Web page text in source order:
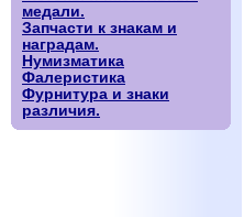
медали.
Запчасти к знакам и
наградам.
Нумизматика
Фалеристика
Фурнитура и знаки
различия.